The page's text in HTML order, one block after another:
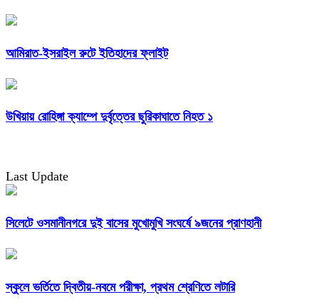
আমিরাত-ইসরাইল রুটে ইতিহাদের ফ্লাইট
উখিয়ায় রোহিঙ্গা ক্যাম্পে দুর্বৃত্তের ছুরিকাঘাতে নিহত ১
Last Update
সিলেটে ওসমানীনগরে দুই বাসের মুখোমুখি সংঘর্ষে ৯জনের প্রাণহানী
স্কুলে ভর্তিতে দ্বিতীয়-নবমে পরীক্ষা, প্রথম শ্রেণিতে লটারি